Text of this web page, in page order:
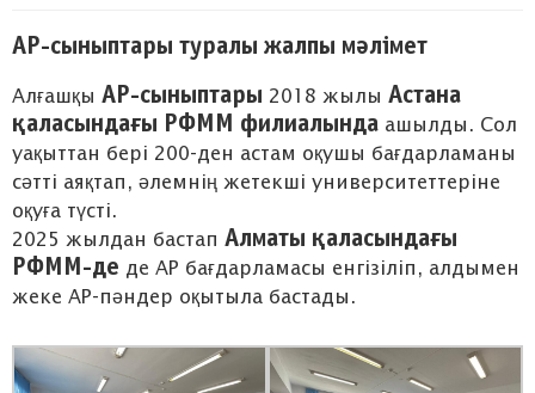
AP-сыныптары туралы жалпы мәлімет
Алғашқы AP-сыныптары 2018 жылы Астана
қаласындағы РФММ филиалында ашылды. Сол
уақыттан бері 200-ден астам оқушы бағдарламаны
сәтті аяқтап, әлемнің жетекші университеттеріне
оқуға түсті.
2025 жылдан бастап Алматы қаласындағы
РФММ-де де AP бағдарламасы енгізіліп, алдымен
жеке AP-пәндер оқытыла бастады.